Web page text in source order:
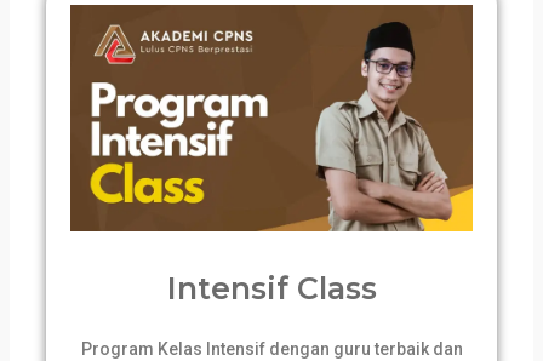
Intensif Class
Program Kelas Intensif dengan guru terbaik dan